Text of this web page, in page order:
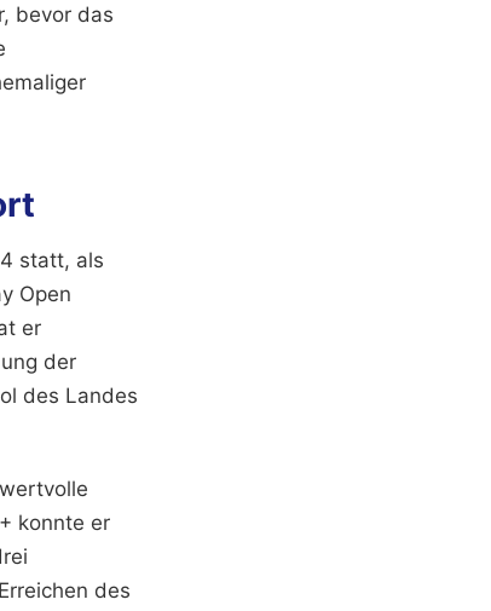
bevor das
statt, als
Open
er
der
des Landes
konnte er
des